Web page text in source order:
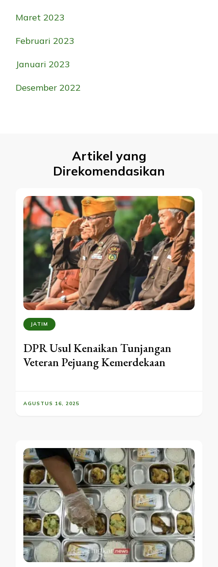
Maret 2023
Februari 2023
Januari 2023
Desember 2022
Artikel yang
Direkomendasikan
JATIM
DPR Usul Kenaikan Tunjangan
Veteran Pejuang Kemerdekaan
AGUSTUS 16, 2025